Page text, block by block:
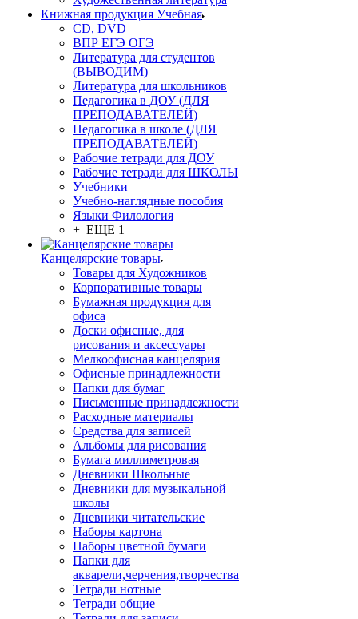
Книжная продукция Учебная
CD, DVD
ВПР ЕГЭ ОГЭ
Литература для студентов
(ВЫВОДИМ)
Литература для школьников
Педагогика в ДОУ (ДЛЯ
ПРЕПОДАВАТЕЛЕЙ)
Педагогика в школе (ДЛЯ
ПРЕПОДАВАТЕЛЕЙ)
Рабочие тетради для ДОУ
Рабочие тетради для ШКОЛЫ
Учебники
Учебно-наглядные пособия
Языки Филология
+ ЕЩЕ 1
Канцелярские товары
Товары для Художников
Корпоративные товары
Бумажная продукция для
офиса
Доски офисные, для
рисования и аксессуары
Мелкоофисная канцелярия
Офисные принадлежности
Папки для бумаг
Письменные принадлежности
Расходные материалы
Средства для записей
Альбомы для рисования
Бумага миллиметровая
Дневники Школьные
Дневники для музыкальной
школы
Дневники читательские
Наборы картона
Наборы цветной бумаги
Папки для
акварели,черчения,творчества
Тетради нотные
Тетради общие